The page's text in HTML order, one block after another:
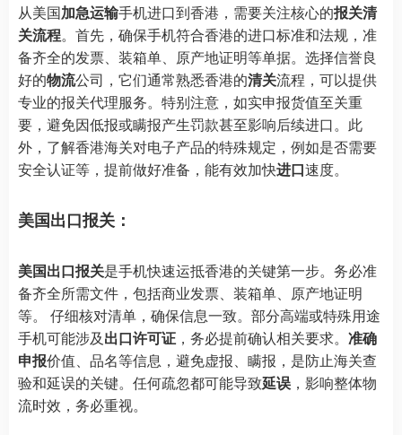
从美国加急运输手机进口到香港，需要关注核心的报关清
关流程。首先，确保手机符合香港的进口标准和法规，准
备齐全的发票、装箱单、原产地证明等单据。选择信誉良
好的物流公司，它们通常熟悉香港的清关流程，可以提供
专业的报关代理服务。特别注意，如实申报货值至关重
要，避免因低报或瞒报产生罚款甚至影响后续进口。此
外，了解香港海关对电子产品的特殊规定，例如是否需要
安全认证等，提前做好准备，能有效加快进口速度。
美国出口报关：
美国出口报关是手机快速运抵香港的关键第一步。务必准
备齐全所需文件，包括商业发票、装箱单、原产地证明
等。 仔细核对清单，确保信息一致。部分高端或特殊用途
手机可能涉及出口许可证 ，务必提前确认相关要求。 准确
申报价值、品名等信息，避免虚报、瞒报，是防止海关查
验和延误的关键。任何疏忽都可能导致延误 ，影响整体物
流时效，务必重视。